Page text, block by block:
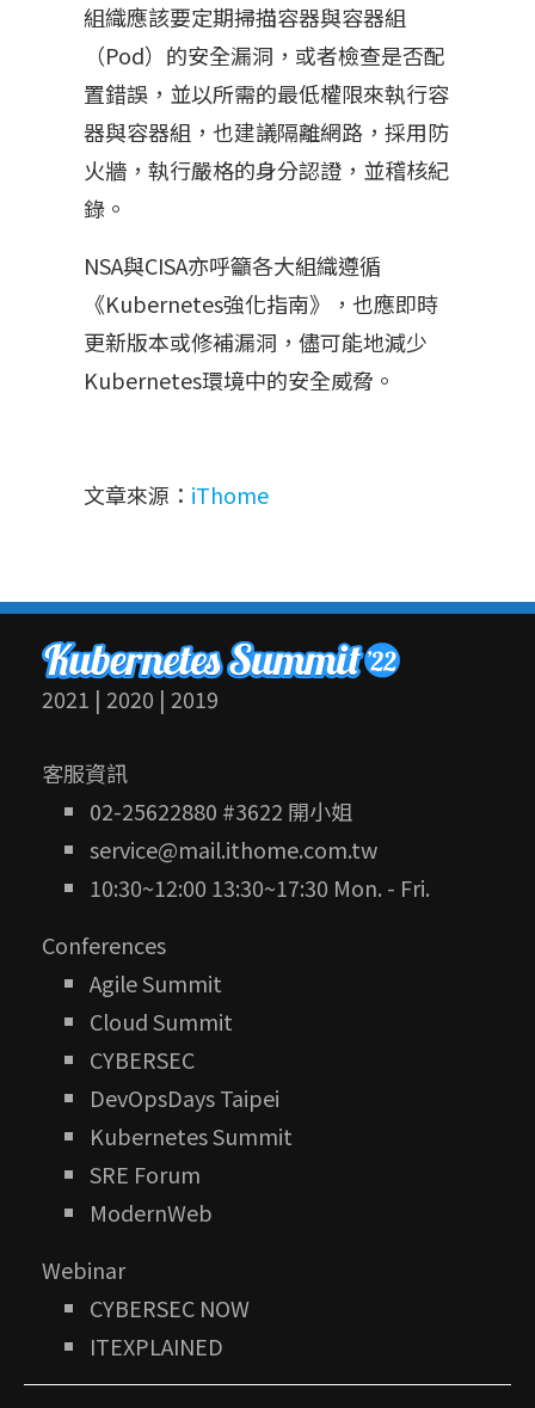
組織應該要定期掃描容器與容器組
（Pod）的安全漏洞，或者檢查是否配
置錯誤，並以所需的最低權限來執行容
器與容器組，也建議隔離網路，採用防
火牆，執行嚴格的身分認證，並稽核紀
錄。
NSA與CISA亦呼籲各大組織遵循
《Kubernetes強化指南》，也應即時
更新版本或修補漏洞，儘可能地減少
Kubernetes環境中的安全威脅。
文章來源： iThome
2021 | 2020 | 2019
客服資訊
02-25622880 #3622 開小姐
service@mail.ithome.com.tw
10:30~12:00 13:30~17:30 Mon. - Fri.
Conferences
Agile Summit
Cloud Summit
CYBERSEC
DevOpsDays Taipei
Kubernetes Summit
SRE Forum
ModernWeb
Webinar
CYBERSEC NOW
ITEXPLAINED